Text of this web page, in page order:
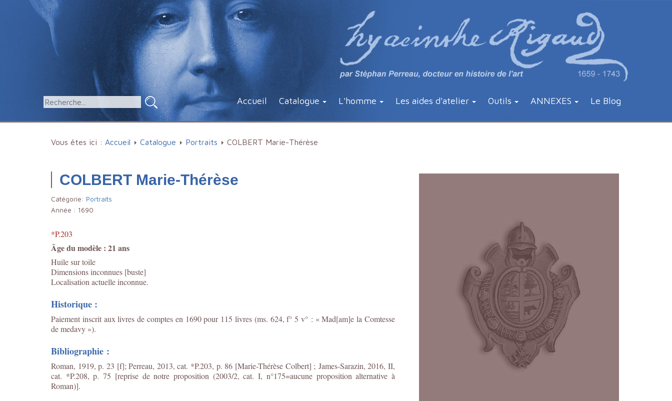
Accueil Catalogue L'homme Les aides d'atelier Outils ANNEXES Le Blog
Vous êtes ici : Accueil Catalogue Portraits COLBERT Marie-Thérèse
COLBERT Marie-Thérèse
Catégorie: Portraits
Année : 1690
*P.203
Âge du modèle : 21 ans
Huile sur toile
Dimensions inconnues [buste]
Localisation actuelle inconnue.
Historique :
Paiement inscrit aux livres de comptes en 1690 pour 115 livres (ms. 624, f° 5 v° : « Mad[am]e la Comtesse
de medavy »).
Bibliographie :
Roman, 1919, p. 23 [f]; Perreau, 2013, cat. *P.203, p. 86 [Marie-Thérèse Colbert] ; James-Sarazin, 2016, II,
cat. *P.208, p. 75 [reprise de notre proposition (2003/2, cat. I, n°175=aucune proposition alternative à
Roman)].